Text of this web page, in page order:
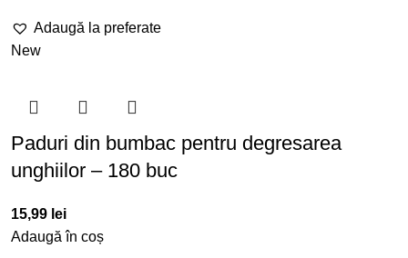
Adaugă la preferate
New
Paduri din bumbac pentru degresarea
unghiilor – 180 buc
15,99 lei
Adaugă în coș